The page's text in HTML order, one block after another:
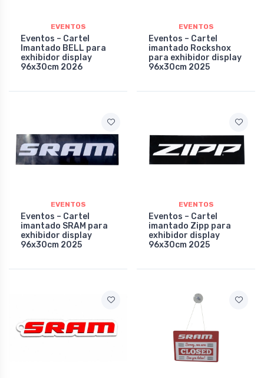
EVENTOS
Eventos – Cartel
Imantado BELL para
exhibidor display
96x30cm 2026
EVENTOS
Eventos – Cartel
imantado Rockshox
para exhibidor display
96x30cm 2025
EVENTOS
Eventos – Cartel
imantado SRAM para
exhibidor display
96x30cm 2025
EVENTOS
Eventos – Cartel
imantado Zipp para
exhibidor display
96x30cm 2025